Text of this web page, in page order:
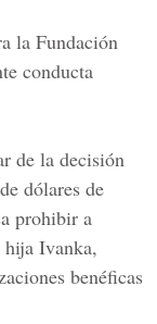
la Fundación
conducta
de la decisión
dólares de
prohibir a
Ivanka,
benéficas